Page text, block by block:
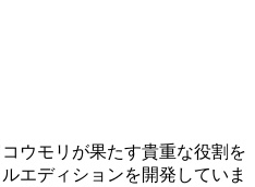
ウモリが果たす貴重な役割を
エディションを開発していま